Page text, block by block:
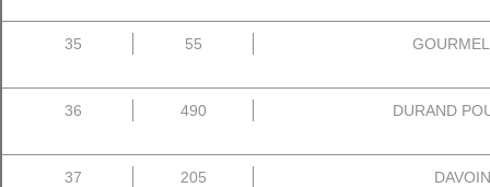
35 55
36 490 DURAND
37 205